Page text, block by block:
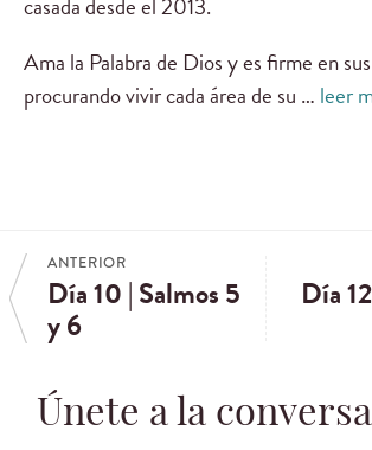
Ama la Palabra de Dios y es firme en
procurando vivir cada área de su … leer
ANTERIOR
Día 10 | Salmos 5
y 6
Día
Únete a la